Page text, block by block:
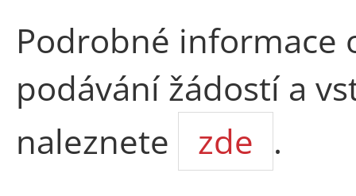
Podrobné informace
podávání žádostí a
naleznete
zde .